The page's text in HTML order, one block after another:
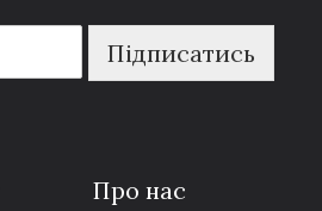
Підписатись
Про нас